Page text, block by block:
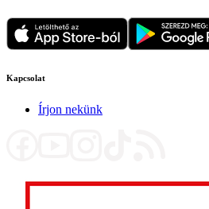
Kapcsolat
Írjon nekünk